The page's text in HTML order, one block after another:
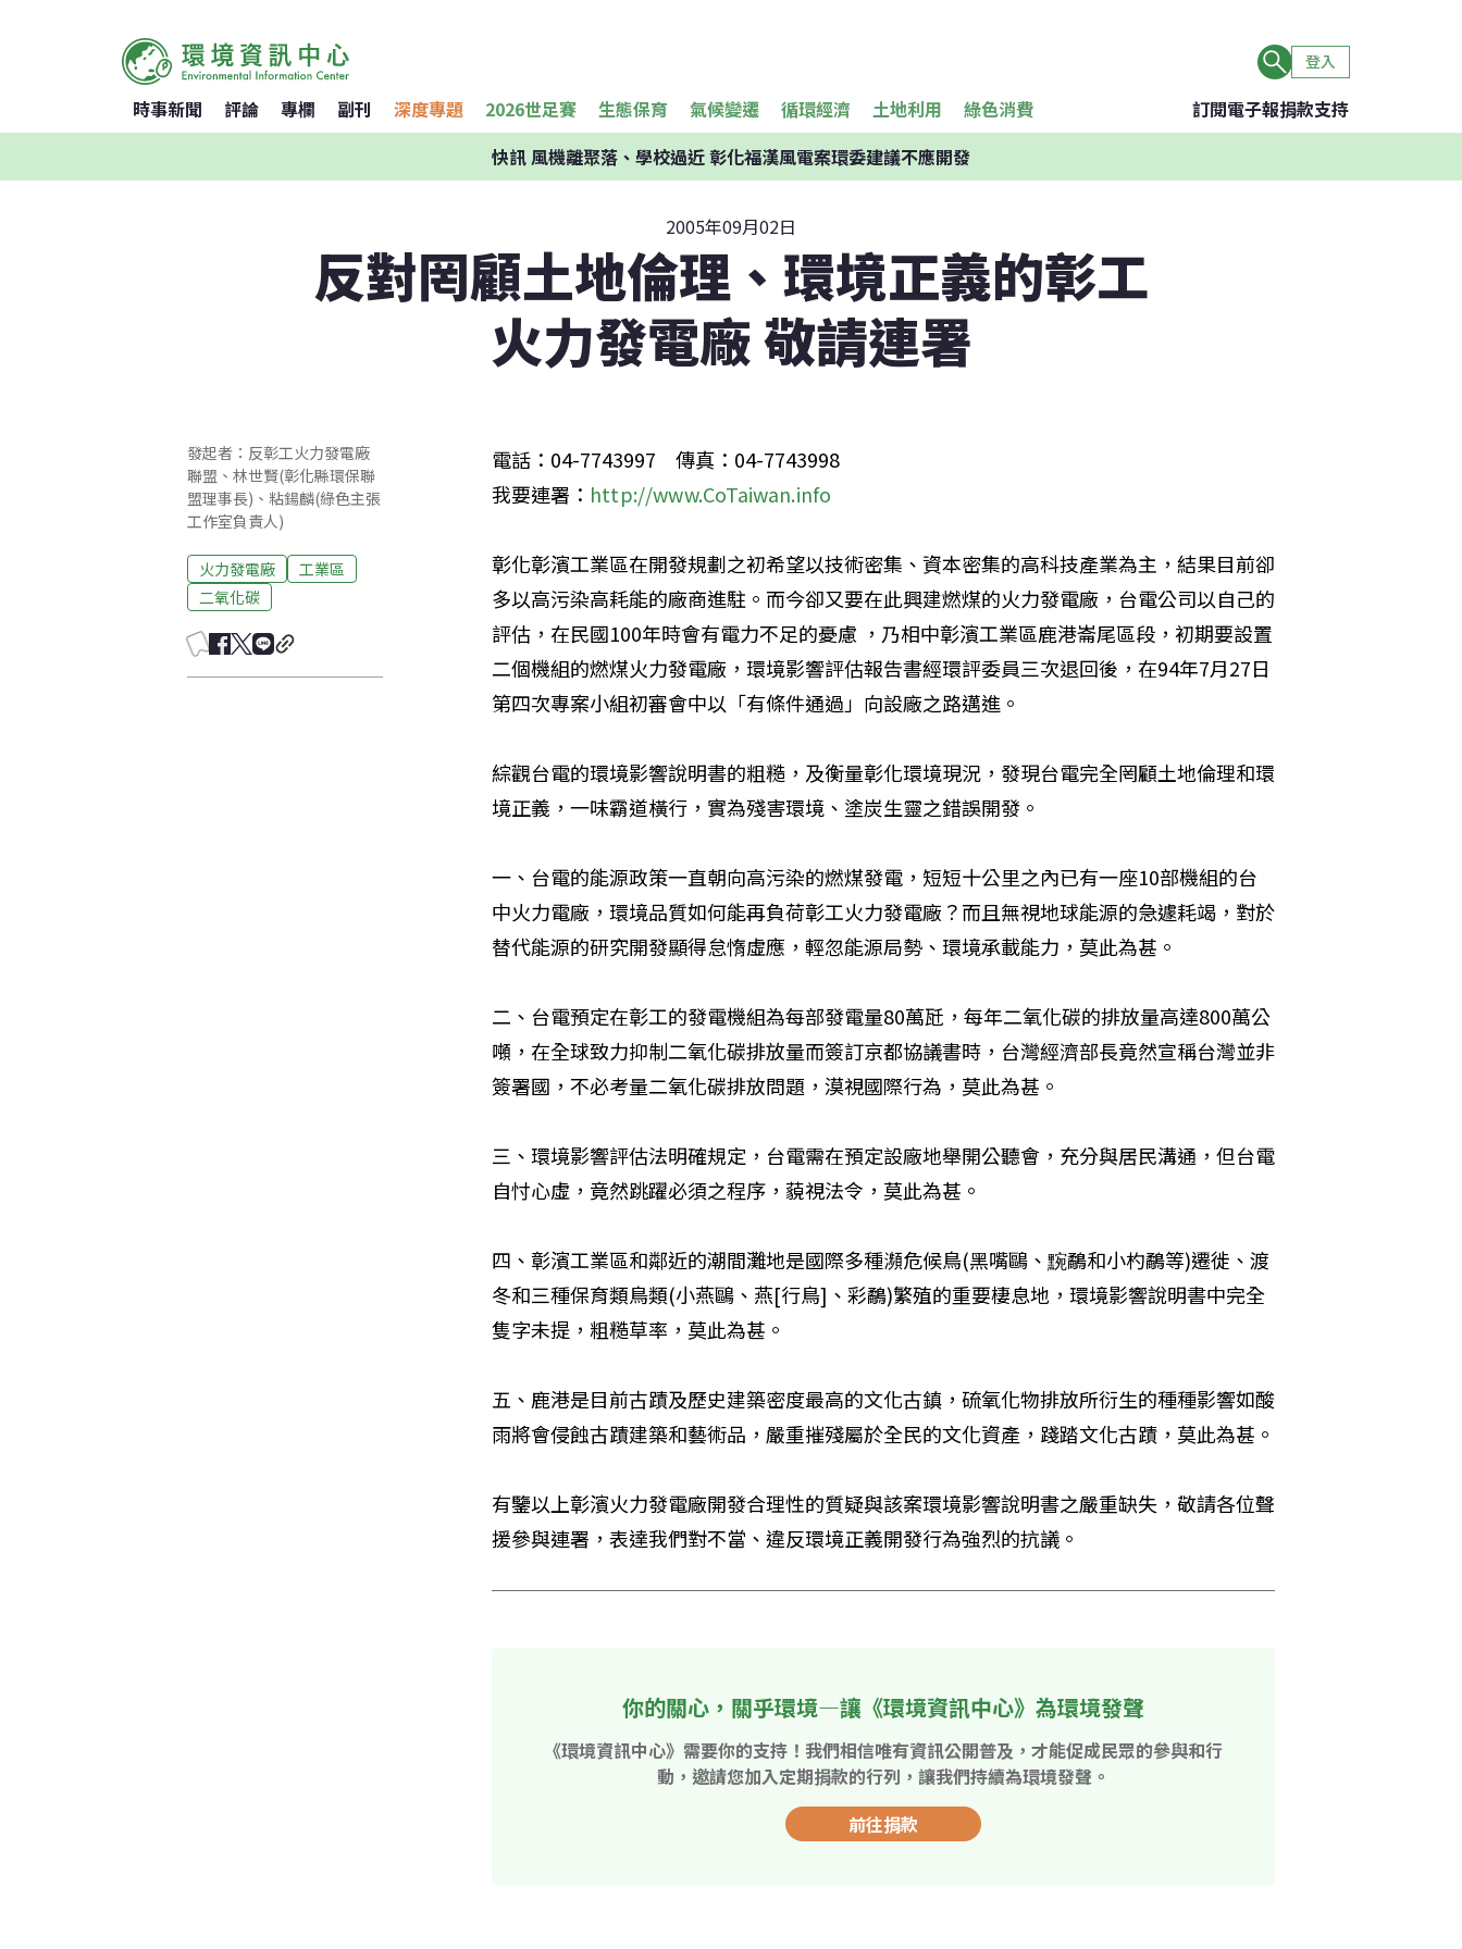
登入
時事新聞 評論 專欄 副刊 深度專題 2026世足賽 生態保育 氣候變遷 循環經濟 土地利用 綠色消費 訂閱電子報捐款支持
快訊風機離聚落、學校過近 彰化福漢風電案環委建議不應開發
2005年09月02日
反對罔顧土地倫理、環境正義的彰工
火力發電廠 敬請連署
發起者：反彰工火力發電廠
聯盟、林世賢(彰化縣環保聯
盟理事長)、粘鍚麟(綠色主張
工作室負責人)
火力發電廠
工業區
二氧化碳
電話：04-7743997　傳真：04-7743998
我要連署： http://www.CoTaiwan.info
彰化彰濱工業區在開發規劃之初希望以技術密集、資本密集的高科技產業為主，結果目前卻
多以高污染高耗能的廠商進駐。而今卻又要在此興建燃煤的火力發電廠，台電公司以自己的
評估，在民國100年時會有電力不足的憂慮 ，乃相中彰濱工業區鹿港崙尾區段，初期要設置
二個機組的燃煤火力發電廠，環境影響評估報告書經環評委員三次退回後，在94年7月27日
第四次專案小組初審會中以「有條件通過」向設廠之路邁進。
綜觀台電的環境影響說明書的粗糙，及衡量彰化環境現況，發現台電完全罔顧土地倫理和環
境正義，一味霸道橫行，實為殘害環境、塗炭生靈之錯誤開發。
一、台電的能源政策一直朝向高污染的燃煤發電，短短十公里之內已有一座10部機組的台
中火力電廠，環境品質如何能再負荷彰工火力發電廠？而且無視地球能源的急遽耗竭，對於
替代能源的研究開發顯得怠惰虛應，輕忽能源局勢、環境承載能力，莫此為甚。
二、台電預定在彰工的發電機組為每部發電量80萬瓩，每年二氧化碳的排放量高達800萬公
噸，在全球致力抑制二氧化碳排放量而簽訂京都協議書時，台灣經濟部長竟然宣稱台灣並非
簽署國，不必考量二氧化碳排放問題，漠視國際行為，莫此為甚。
三、環境影響評估法明確規定，台電需在預定設廠地舉開公聽會，充分與居民溝通，但台電
自忖心虛，竟然跳躍必須之程序，藐視法令，莫此為甚。
四、彰濱工業區和鄰近的潮間灘地是國際多種瀕危候鳥(黑嘴鷗、黦鷸和小杓鷸等)遷徙、渡
冬和三種保育類鳥類(小燕鷗、燕[行鳥]、彩鷸)繁殖的重要棲息地，環境影響說明書中完全
隻字未提，粗糙草率，莫此為甚。
五、鹿港是目前古蹟及歷史建築密度最高的文化古鎮，硫氧化物排放所衍生的種種影響如酸
有鑒以上彰濱火力發電廠開發合理性的質疑與該案環境影響說明書之嚴重缺失，敬請各位聲
援參與連署，表達我們對不當、違反環境正義開發行為強烈的抗議。
你的關心，關乎環境—讓《環境資訊中心》為環境發聲
《環境資訊中心》需要你的支持！我們相信唯有資訊公開普及，才能促成民眾的參與和行
動，邀請您加入定期捐款的行列，讓我們持續為環境發聲。
前往捐款